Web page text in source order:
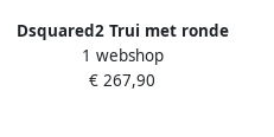
Dsquared2 Trui met ronde
halslijn Pink Dames
1 webshop
€ 267,90